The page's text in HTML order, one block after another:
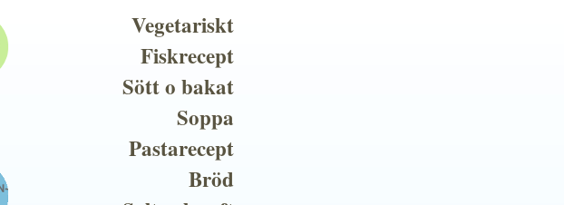
Vegetariskt
Fiskrecept
Sött o bakat
Soppa
Pastarecept
Bröd